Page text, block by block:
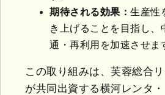
期待される効果： 生産性
き上げることを目指し、
通・再利用を加速させま
この取り組みは、芙蓉総合
が共同出資する横河レンタ